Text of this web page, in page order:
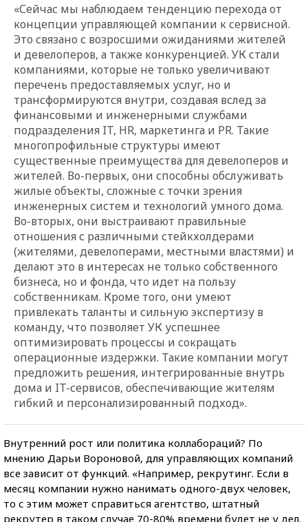
«Сейчас мы наблюдаем тенденцию перехода от
концепции управляющей компании к сервисной.
Это связано с возросшими ожиданиями жителей
и девелоперов, а также конкуренцией. УК стали
компаниями, которые не только увеличивают
перечень предоставляемых услуг, но и
трансформируются внутри, создавая вслед за
финансовыми и инженерными службами
подразделения IT, HR, маркетинга и PR. Такие
многопрофильные структуры имеют
существенные преимущества для девелоперов и
жителей. Во-первых, они способны обслуживать
жилые объекты, сложные с точки зрения
инженерных систем и технологий умного дома.
Во-вторых, они выстраивают правильные
отношения с различными стейкхолдерами
(жителями, девелоперами, местными властями) и
делают это в интересах не только собственного
бизнеса, но и фонда, что идет на пользу
собственникам. Кроме того, они умеют
привлекать таланты и сильную экспертизу в
команду, что позволяет УК успешнее
оптимизировать процессы и сокращать
операционные издержки. Такие компании могут
предложить решения, интегрированные внутрь
дома и IT-сервисов, обеспечивающие жителям
гибкий и персонализированный подход».
Внутренний рост или политика коллабораций? По
мнению Дарьи Вороновой, для управляющих компаний
все зависит от функций. «Например, рекрутинг. Если в
месяц компании нужно нанимать одного-двух человек,
то с этим может справиться агентство, штатный
рекрутер в таком случае 70-80% времени будет не у дел.